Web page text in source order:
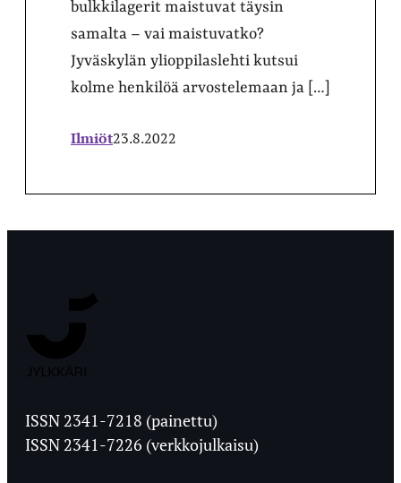
bulkkilagerit maistuvat täysin
samalta – vai maistuvatko?
Jyväskylän ylioppilaslehti kutsui
kolme henkilöä arvostelemaan ja […]
Ilmiöt23.8.2022
Ylioppilaslehti
ISSN 2341-7218 (painettu)
ISSN 2341-7226 (verkkojulkaisu)